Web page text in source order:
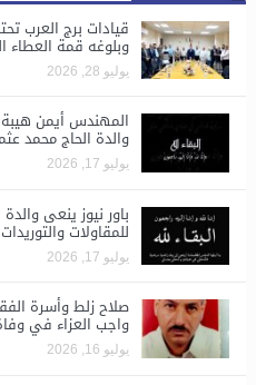
قيادات برج العرب
وبلوغه قمة العطاء
يوليو 28, 2026
المهندس أيمن
والدة الحاج محمد
يوليو 17, 2026
باور نيوز ينعى
للمقاولات
يوليو 17, 2026
صلاح زلط وأسرة
واجب العزاء في
يوليو 16, 2026